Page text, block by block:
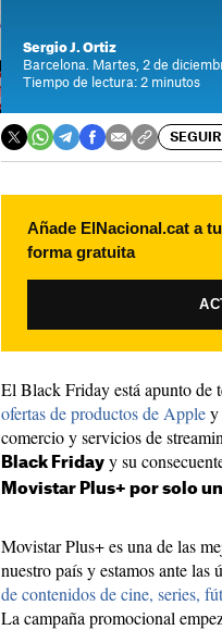
Sergio J. Ortiz
Barcelona. Martes, 2 de
Tiempo de lectura: 2 minutos
SEGUIR
Añade ElNacional.cat a
forma gratuita
El Black Friday está apunto de
ofertas de productos de Appley
comercio y servicios de
Black Friday y su
Movistar Plus+ por solo
Movistar Plus+ es una de las
nuestro país y estamos ante las
de contenidos de cine, series,
La campaña promocional